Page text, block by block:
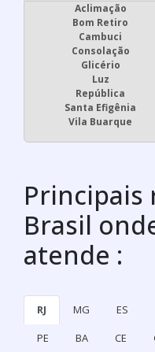
Aclimação
Bom Retiro
Cambuci
Consolação
Glicério
Luz
República
Santa Efigênia
Vila Buarque
Principais
Brasil
atende :
RJ MG ES
PE
BA CE